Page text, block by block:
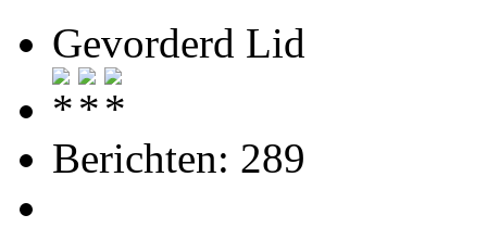
Gevorderd Lid
Berichten: 289